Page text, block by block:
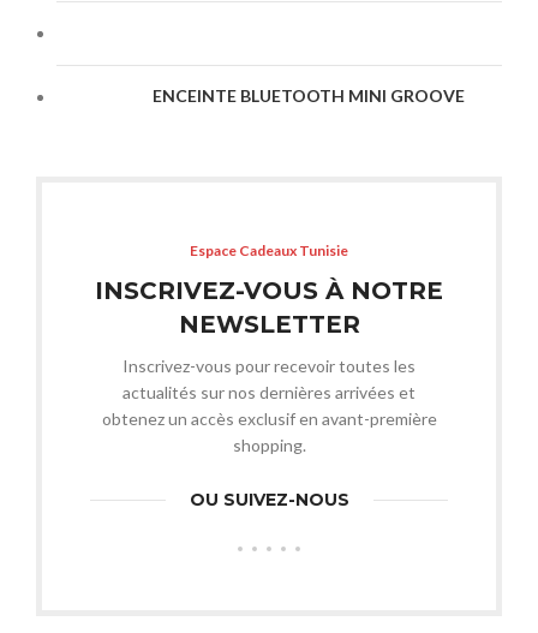
ENCEINTE BLUETOOTH MINI GROOVE
Espace Cadeaux Tunisie
INSCRIVEZ-VOUS À NOTRE
NEWSLETTER
Inscrivez-vous pour recevoir toutes les
actualités sur nos dernières arrivées et
obtenez un accès exclusif en avant-première
shopping.
OU SUIVEZ-NOUS